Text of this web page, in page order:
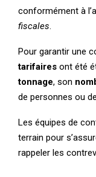
conformément à
fiscales
Pour garantir une
tarifaires ont été
tonnage, son
de personnes ou
Les équipes de
terrain pour
rappeler les